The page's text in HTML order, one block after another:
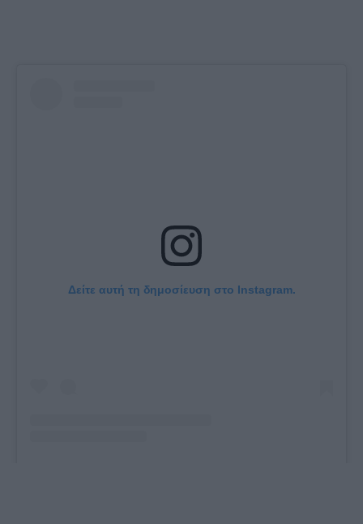
Δείτε αυτή τη δημοσίευση στο Instagram.